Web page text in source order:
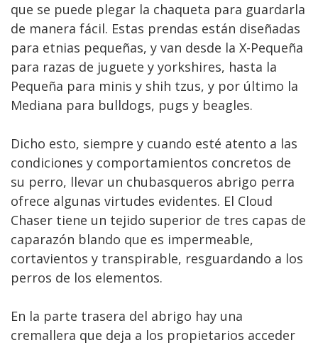
que se puede plegar la chaqueta para guardarla
de manera fácil. Estas prendas están diseñadas
para etnias pequeñas, y van desde la X-Pequeña
para razas de juguete y yorkshires, hasta la
Pequeña para minis y shih tzus, y por último la
Mediana para bulldogs, pugs y beagles.
Dicho esto, siempre y cuando esté atento a las
condiciones y comportamientos concretos de
su perro, llevar un chubasqueros abrigo perra
ofrece algunas virtudes evidentes. El Cloud
Chaser tiene un tejido superior de tres capas de
caparazón blando que es impermeable,
cortavientos y transpirable, resguardando a los
perros de los elementos.
En la parte trasera del abrigo hay una
cremallera que deja a los propietarios acceder